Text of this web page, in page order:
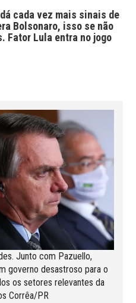
cada vez mais sinais de
Bolsonaro, isso se não
Fator Lula entra no jogo
Junto com Pazuello,
governo desastroso para o
os setores relevantes da
Corrêa/PR